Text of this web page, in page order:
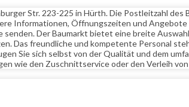
Str. 223-225 in Hürth. Die Postleitzahl
Informationen, Öffnungszeiten und
senden. Der Baumarkt bietet eine breite
Das freundliche und kompetente Personal
Sie sich selbst von der Qualität und dem
wie den Zuschnittservice oder den Verleih